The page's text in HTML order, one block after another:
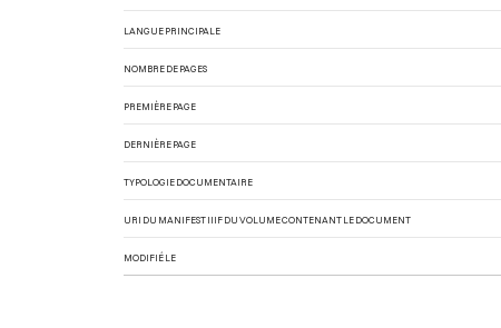
LANGUE PRINCIPALE
NOMBRE DE PAGES
PREMIÈRE PAGE
DERNIÈRE PAGE
TYPOLOGIE DOCUMENTAIRE
URI DU MANIFEST IIIF DU VOLUME CONTENANT LE DOCUMENT
MODIFIÉ LE